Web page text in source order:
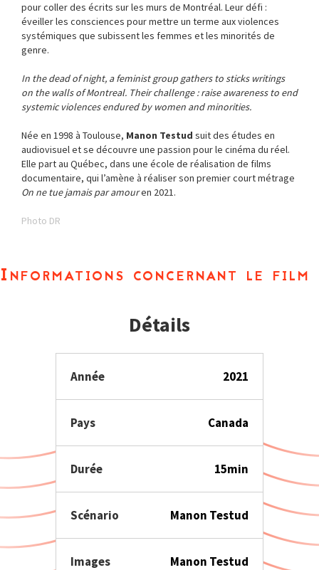
pour coller des écrits sur les murs de Montréal. Leur défi :
éveiller les consciences pour mettre un terme aux violences
systémiques que subissent les femmes et les minorités de
genre.
In the dead of night, a feminist group gathers to sticks writings
on the walls of Montreal. Their challenge : raise awareness to end
systemic violences endured by women and minorities.
Née en 1998 à Toulouse, Manon Testud suit des études en
audiovisuel et se découvre une passion pour le cinéma du réel.
Elle part au Québec, dans une école de réalisation de films
documentaire, qui l’amène à réaliser son premier court métrage
On ne tue jamais par amouren 2021.
Photo DR
Informations concernant le film
Détails
Année 2021
Pays Canada
Durée 15min
Scénario Manon Testud
Images Manon Testud